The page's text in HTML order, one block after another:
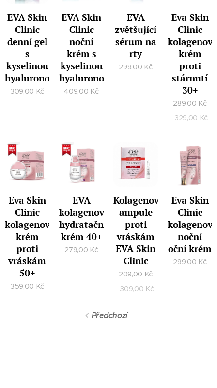
EVA Skin
Clinic
denní gel
s
kyselinou
hyaluronovou
309,00 Kč
EVA Skin
Clinic
noční
krém s
kyselinou
hyaluronovou
409,00 Kč
EVA
zvětšující
sérum na
rty
299,00 Kč
Eva Skin
Clinic
krém
proti
stárnutí
30+
289,00 Kč
329,00Kč
Eva Skin
Clinic
kolagenový
krém
proti
vráskám
50+
359,00 Kč
EVA
kolagenový
hydratační
krém 40+
279,00 Kč
Kolagenové
ampule
proti
vráskám
EVA Skin
Clinic
209,00 Kč
309,00Kč
Eva Skin
Clinic
noční
oční krém
299,00 Kč
Předchozí